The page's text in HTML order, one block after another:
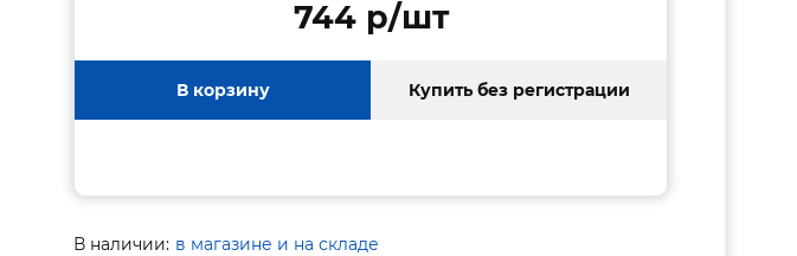
744 p/шт
В корзину Купить без регистрации
В наличии: в магазине и на складе